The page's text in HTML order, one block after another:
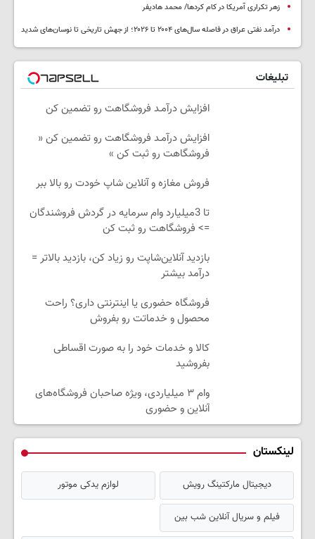
زهر تکراری آمریکا در کام کردها/ محمد هادیفر
درآمد نفتی عراق در فاصله سال‌های ۲۰۰۴ تا ۲۰۲۶؛ از جهش تاریخی تا نوسان‌های شدید
تبلیغات
افزایش درآمـد فروشگاهت رو تضمین کن
افزایش درآمـد فروشگاهت رو تضمین کن «
فروشگاهت رو ثبت کن »
فروش مغازه و آنلاین شاپ خودت رو بالا ببر
تا 3میلیارد وام سرمایه در گردش فروشندگان
=> فروشگاهت رو ثبت کن
بازدید آنلاین‌شاپت رو زیاد کن، بازدید بالاتر =
درآمد بیشتر
فروشگاه حضوری یا اینترنتی داری؟ راحت
محصول و خدماتت رو بفروش
کالا و خدمات خود را به صورت اقساطی
بفروشید
وام ۳ میلیاردی، ویژه صاحبان فروشگاه‌های
آنلاین و حضوری
لینکستان
دیجیتال مارکتینگ رویش لوازم یدکی موتور
فیلم و سریال آنلاین شب بین